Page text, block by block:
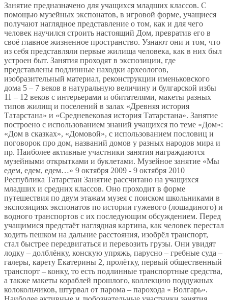
Занятие предназначено для учащихся младших классов. С
помощью музейных экспонатов, в игровой форме, учащиеся
получают наглядное представление о том, как и для чего
человек научился строить настоящий Дом, превратив его в
своё главное жизненное пространство. Узнают они и том, что
из себя представляли первые жилища человека, как в них был
устроен быт. Занятия проходят в экспозиции, где
представлены подлинные находки археологов,
изобразительный материал, реконструкции именьковского
дома 5 – 7 веков в натуральную величину и булгарской избы
11 – 12 веков с интерьерами и обитателями, макеты разных
типов жилищ и поселений в залах «Древняя история
Татарстана» и «Средневековая история Татарстана». Занятие
построено с использованием знаний учащихся по теме «Дом»:
«Дом в сказках», «Домовой», с использованием пословиц и
поговорок про дом, названий домов у разных народов мира и
пр. Наиболее активные участники занятия награждаются
музейными открытками и буклетами. Музейное занятие «Мы
едем, едем, едем…» 9 октября 2009 - 9 октября 2010
Республика Татарстан Занятие рассчитано на учащихся
младших и средних классов. Оно проходит в форме
путешествия по двум этажам музея с поиском школьниками в
экспозициях экспонатов по истории гужевого (лошадиного) и
водного транспортов с их последующим обсуждением. Перед
учащимися предстаёт наглядная картина, как человек перестал
ходить пешком на дальние расстояния, изобрёл транспорт,
стал быстрее передвигаться и перевозить грузы. Они увидят
лодку – долблёнку, конскую упряжь, парусно – гребные суда –
галеры, карету Екатерины 2, пролётку, первый общественный
транспорт – конку, то есть подлинные транспортные средства,
а также макеты кораблей прошлого, коллекцию поддужных
колокольчиков, штурвал от парома – парохода « Волгарь».